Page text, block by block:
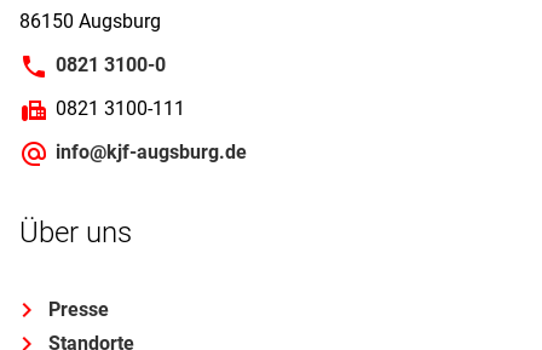
86150 Augsburg
0821 3100-0
0821 3100-111
info@kjf-augsburg.de
Über uns
Presse
Standorte